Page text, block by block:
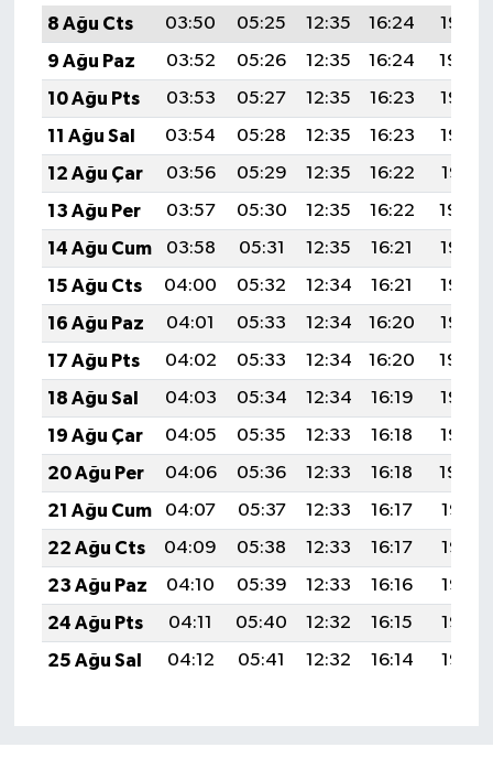
8 Ağu Cts
03:50 05:25 12:35 16:24
19:36
9 Ağu Paz
03:52 05:26 12:35 16:24
19:34
10 Ağu Pts
03:53 05:27 12:35 16:23
19:33
11 Ağu Sal
03:54 05:28 12:35 16:23
19:32
12 Ağu Çar
03:56 05:29 12:35 16:22
19:31
13 Ağu Per
03:57 05:30 12:35 16:22
19:30
14 Ağu Cum
03:58 05:31 12:35 16:21
19:28
15 Ağu Cts
04:00 05:32 12:34 16:21
19:27
16 Ağu Paz
04:01 05:33 12:34 16:20
19:26
17 Ağu Pts
04:02 05:33 12:34 16:20
19:24
18 Ağu Sal
04:03 05:34 12:34 16:19
19:23
19 Ağu Çar
04:05 05:35 12:33 16:18
19:22
20 Ağu Per
04:06 05:36 12:33 16:18
19:20
21 Ağu Cum
04:07 05:37 12:33 16:17
19:19
22 Ağu Cts
04:09 05:38 12:33 16:17
19:18
23 Ağu Paz
04:10 05:39 12:33 16:16
19:16
24 Ağu Pts
04:11 05:40 12:32 16:15
19:15
25 Ağu Sal
04:12 05:41 12:32 16:14 19:13